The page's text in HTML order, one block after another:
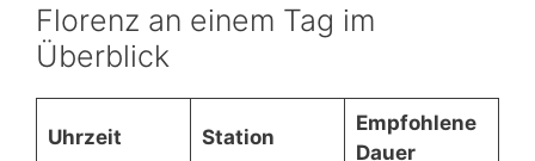
Florenz an einem Tag im
Überblick
Uhrzeit Station
Empfohlene
Dauer